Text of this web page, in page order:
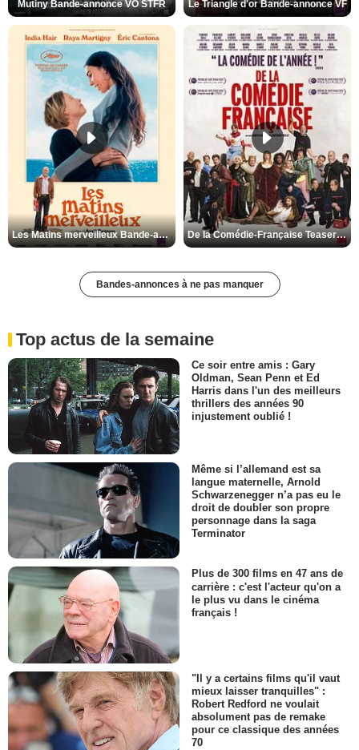
Mutiny Bande-annonce VO STFR Le Triangle d'or Bande-annonce VF
Les Matins merveilleux Bande-annonce VF De la Comédie-Française Teaser VF
Bandes-annonces à ne pas manquer
Top actus de la semaine
Ce soir entre amis : Gary
Oldman, Sean Penn et Ed
Harris dans l'un des meilleurs
thrillers des années 90
injustement oublié !
Même si l’allemand est sa
langue maternelle, Arnold
Schwarzenegger n’a pas eu le
droit de doubler son propre
personnage dans la saga
Terminator
Plus de 300 films en 47 ans de
carrière : c'est l'acteur qu'on a
le plus vu dans le cinéma
français !
"Il y a certains films qu'il vaut
mieux laisser tranquilles" :
Robert Redford ne voulait
absolument pas de remake
pour ce classique des années
70